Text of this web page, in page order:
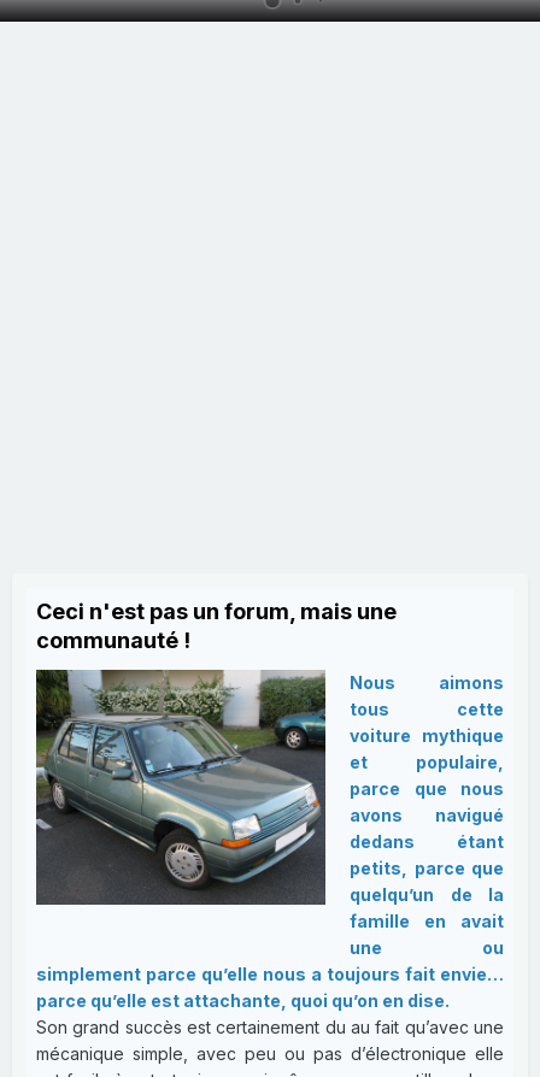
Ceci n'est pas un forum, mais une
communauté !
Nous aimons
tous cette
voiture mythique
et populaire,
parce que nous
avons navigué
dedans étant
petits, parce que
quelqu’un de la
famille en avait
une ou
simplement parce qu’elle nous a toujours fait envie…
parce qu’elle est attachante, quoi qu’on en dise.
Son grand succès est certainement du au fait qu’avec une
mécanique simple, avec peu ou pas d’électronique elle